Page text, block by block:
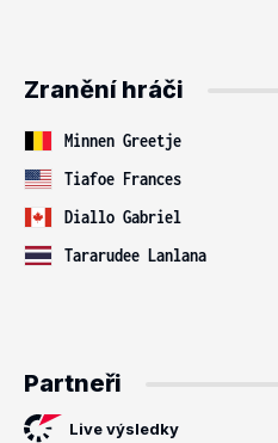
Zranění hráči
Minnen Greetje
Tiafoe Frances
Diallo Gabriel
Tararudee Lanlana
Partneři
Live výsledky